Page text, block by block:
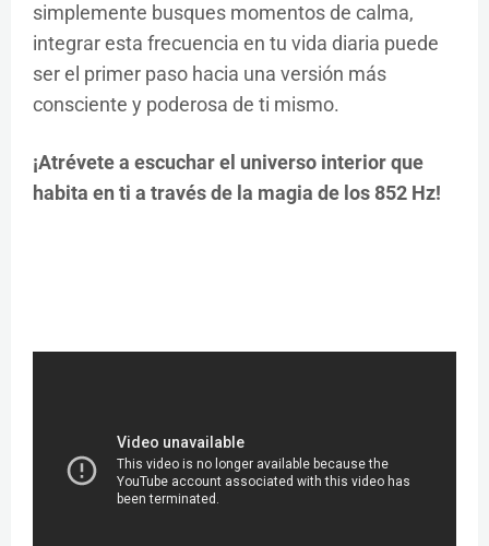
simplemente busques momentos de calma,
integrar esta frecuencia en tu vida diaria puede
ser el primer paso hacia una versión más
consciente y poderosa de ti mismo.
¡Atrévete a escuchar el universo interior que
habita en ti a través de la magia de los 852 Hz!